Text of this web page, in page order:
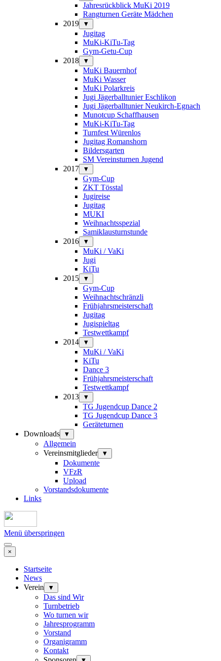
Jahresrückblick MuKi 2019
Rangturnen Geräte Mädchen
2019
▼
Jugitag
MuKi-KiTu-Tag
Gym-Getu-Cup
2018
▼
MuKi Bauernhof
MuKi Wasser
MuKi Polarkreis
Jugi Jägerballtunier Eschlikon
Jugi Jägerballtunier Neukirch-Egnach
Munotcup Schaffhausen
MuKi-KiTu-Tag
Turnfest Würenlos
Jugitag Romanshorn
Bildersgarten
SM Vereinsturnen Jugend
2017
▼
Gym-Cup
ZKT Tösstal
Jugireise
Jugitag
MUKI
Weihnachtsspezial
Samiklausturnstunde
2016
▼
MuKi / VaKi
Jugi
KiTu
2015
▼
Gym-Cup
Weihnachtschränzli
Frühjahrsmeisterschaft
Jugitag
Jugispieltag
Testwettkampf
2014
▼
MuKi / VaKi
KiTu
Dance 3
Frühjahrsmeisterschaft
Testwettkampf
2013
▼
TG Jugendcup Dance 2
TG Jugendcup Dance 3
Geräteturnen
Downloads
▼
Allgemein
Vereinsmitglieder
▼
Dokumente
VFzR
Upload
Vorstandsdokumente
Links
Menü überspringen
×
Startseite
News
Verein
▼
Das sind Wir
Turnbetrieb
Wo turnen wir
Jahresprogramm
Vorstand
Organigramm
Kontakt